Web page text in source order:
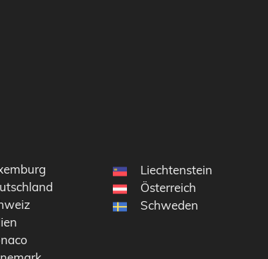
Liechtenstein
Österreich
Schweden